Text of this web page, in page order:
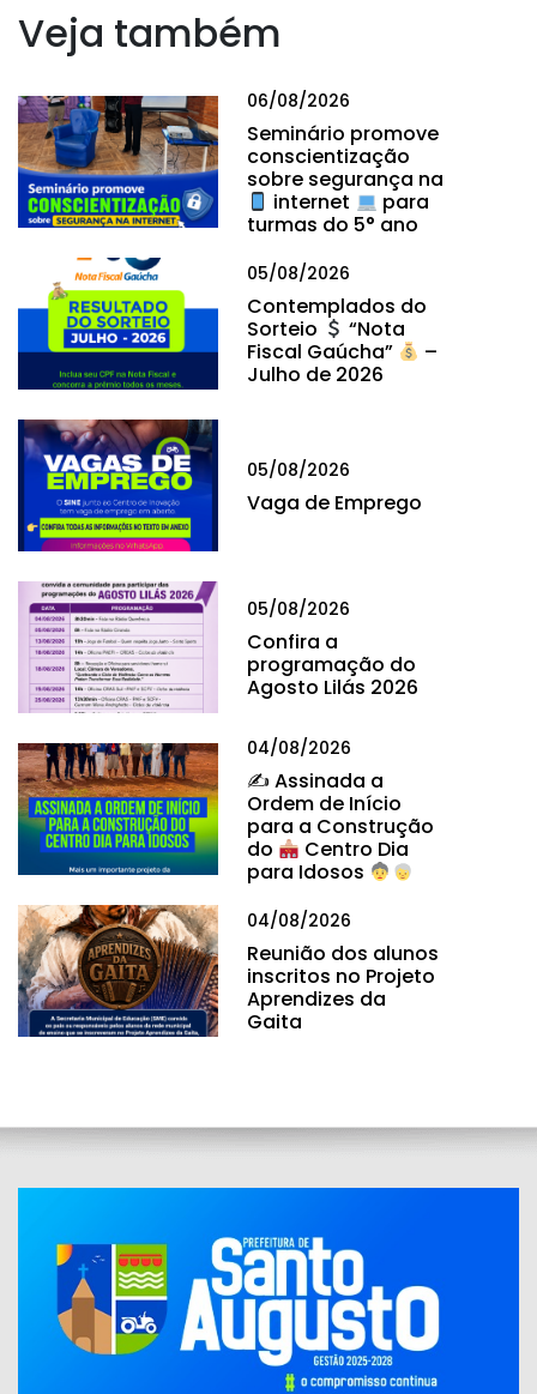
Veja também
06/08/2026
Seminário promove
conscientização
sobre segurança na
internet
para
turmas do 5° ano
05/08/2026
Contemplados do
Sorteio
“Nota
Fiscal Gaúcha”
–
Julho de 2026
05/08/2026
Vaga de Emprego
05/08/2026
Confira a
programação do
Agosto Lilás 2026
04/08/2026
✍ Assinada a
Ordem de Início
para a Construção
do
Centro Dia
para Idosos
04/08/2026
Reunião dos alunos
inscritos no Projeto
Aprendizes da
Gaita